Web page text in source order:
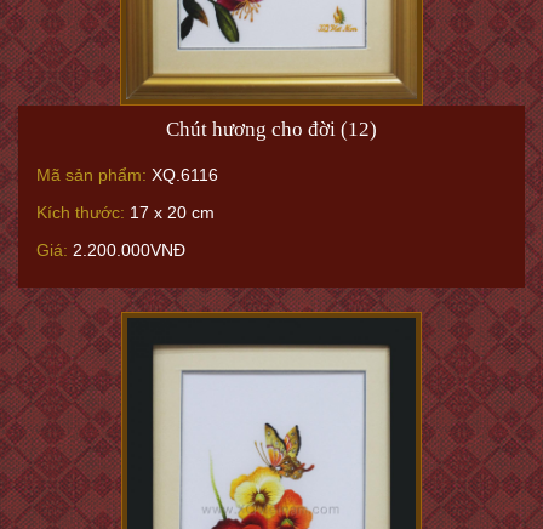
Chút hương cho đời (12)
Mã sản phẩm: XQ.6116
Kích thước: 17 x 20 cm
Giá: 2.200.000VNĐ